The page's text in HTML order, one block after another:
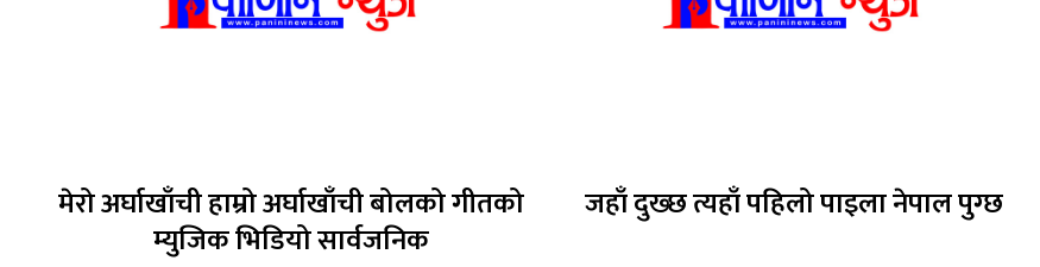
मेरो अर्घाखाँची हाम्रो अर्घाखाँची बोलको गीतको
म्युजिक भिडियो सार्वजनिक
जहाँ दुख्छ त्यहाँ पहिलो पाइला नेपाल पुग्छ